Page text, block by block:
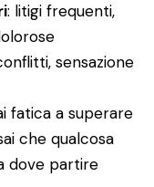
: litigi frequenti,
sensazione
fatica a superare
che qualcosa
dove partire